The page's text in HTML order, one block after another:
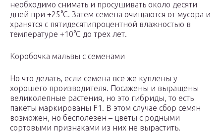
необходимо снимать и просушивать около десяти
дней при +25°С. Затем семена очищаются от мусора и
хранятся с пятидесятипроцентной влажностью в
температуре +10°С до трех лет.
Коробочка мальвы с семенами
Но что делать, если семена все же куплены у
хорошего производителя. Посажены и выращены
великолепные растения, но это гибриды, то есть
пакеты маркированы F1. В этом случае сбор семян
возможен, но бесполезен – цветы с родными
сортовыми признаками из них не вырастить.